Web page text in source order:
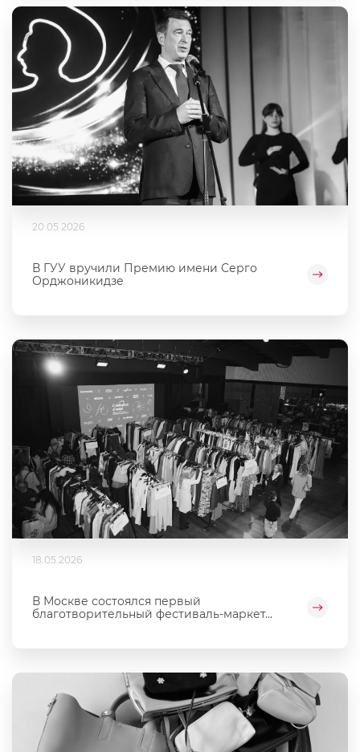
20.05.2026
В ГУУ вручили Премию имени Серго
Орджоникидзе
18.05.2026
В Москве состоялся первый
благотворительный фестиваль‑маркет...